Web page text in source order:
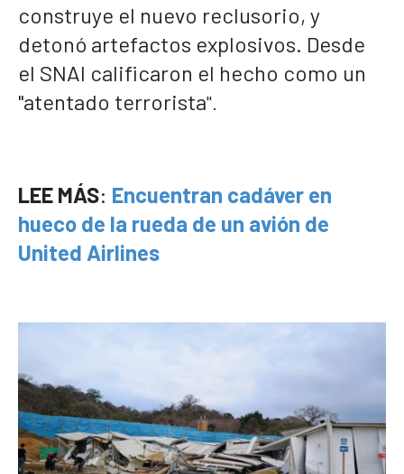
construye el nuevo reclusorio, y
detonó artefactos explosivos. Desde
el SNAI calificaron el hecho como un
"atentado terrorista".
LEE MÁS: Encuentran cadáver en
hueco de la rueda de un avión de
United Airlines